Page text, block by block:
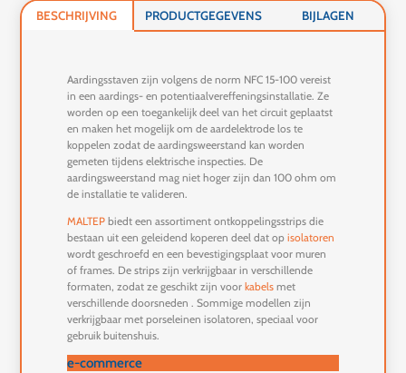
BESCHRIJVING PRODUCTGEGEVENS BIJLAGEN
Aardingsstaven zijn volgens de norm NFC 15-100 vereist
in een aardings- en potentiaalvereffeningsinstallatie. Ze
worden op een toegankelijk deel van het circuit geplaatst
en maken het mogelijk om de aardelektrode los te
koppelen zodat de aardingsweerstand kan worden
gemeten tijdens elektrische inspecties. De
aardingsweerstand mag niet hoger zijn dan 100 ohm om
de installatie te valideren.
MALTEPbiedt een assortiment ontkoppelingsstrips die
bestaan uit een geleidend koperen deel dat opisolatoren
wordt geschroefd en een bevestigingsplaat voor muren
of frames. De strips zijn verkrijgbaar in verschillende
formaten, zodat ze geschikt zijn voorkabels met
verschillende doorsneden . Sommige modellen zijn
verkrijgbaar met porseleinen isolatoren, speciaal voor
gebruik buitenshuis.
e-commerce